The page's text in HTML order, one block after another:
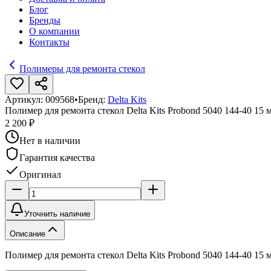
Блог
Бренды
О компании
Контакты
Полимеры для ремонта стекол
Артикул: 009568•Бренд: Delta Kits
Полимер для ремонта стекол Delta Kits Probond 5040 144-40 15
2 200 ₽
Нет в наличии
Гарантия качества
Оригинал
Уточнить наличие
Описание
Полимер для ремонта стекол Delta Kits Probond 5040 144-40 15